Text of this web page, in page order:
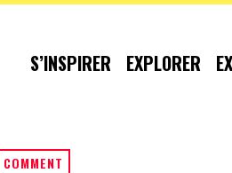
S’INSPIRER EXPLORER
COMMENT